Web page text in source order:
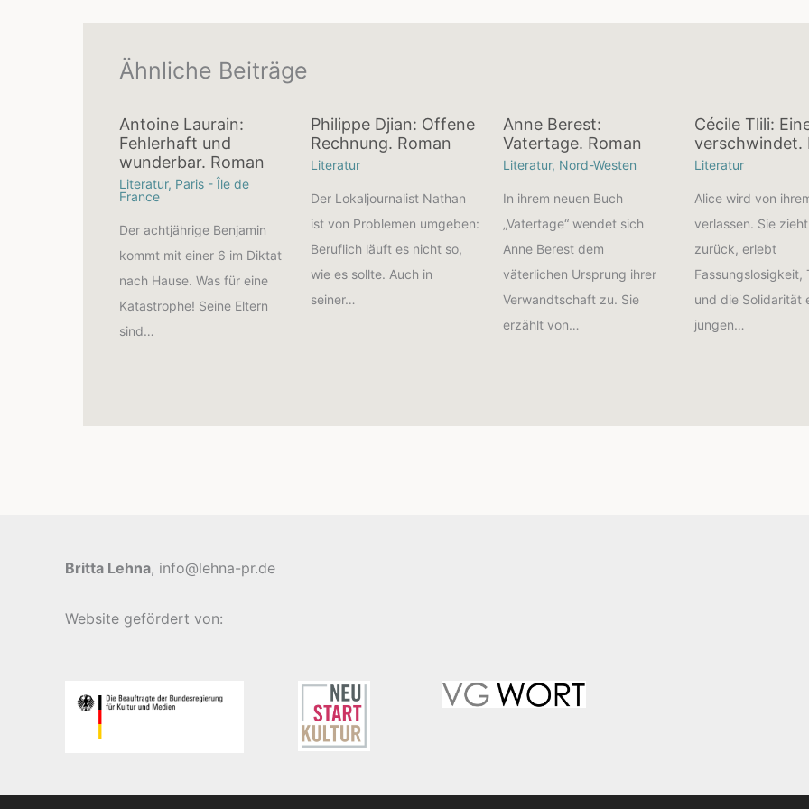
Ähnliche Beiträge
Antoine Laurain:
Fehlerhaft und
wunderbar. Roman
Literatur, Paris - Île de
France
Der achtjährige Benjamin
kommt mit einer 6 im Diktat
nach Hause. Was für eine
Katastrophe! Seine Eltern
sind…
Philippe Djian: Offene
Rechnung. Roman
Literatur
Der Lokaljournalist Nathan
ist von Problemen umgeben:
Beruflich läuft es nicht so,
wie es sollte. Auch in
seiner…
Anne Berest:
Vatertage. Roman
Literatur, Nord-Westen
In ihrem neuen Buch
„Vatertage“ wendet sich
Anne Berest dem
väterlichen Ursprung ihrer
Verwandtschaft zu. Sie
erzählt von…
Cécile Tlili:
verschwindet.
Literatur
Alice wird von
verlassen. Sie
zurück, erlebt
Fassungslosigkeit,
und die Solidarität
jungen…
Britta Lehna, info@lehna-pr.de
Website gefördert von: